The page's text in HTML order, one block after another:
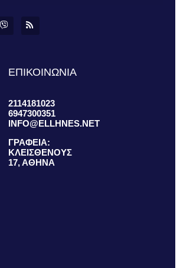
ΕΠΙΚΟΙΝΩΝΙΑ
2114181023
6947300351
INFO@ELLHNES.NET
ΓΡΑΦΕΙΑ:
ΚΛΕΙΣΘΕΝΟΥΣ
17, ΑΘΗΝΑ